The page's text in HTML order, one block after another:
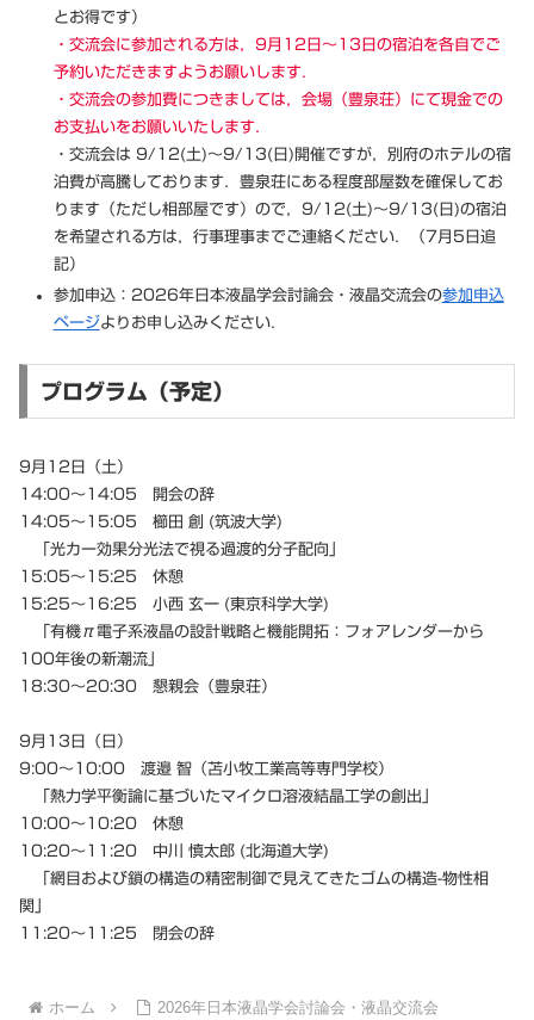
とお得です）
・交流会に参加される方は，9月12日～13日の宿泊を各自でご
予約いただきますようお願いします．
・交流会の参加費につきましては，会場（豊泉荘）にて現金での
お支払いをお願いいたします．
・交流会は 9/12(土)～9/13(日)開催ですが，別府のホテルの宿
泊費が高騰しております．豊泉荘にある程度部屋数を確保してお
ります（ただし相部屋です）ので，9/12(土)～9/13(日)の宿泊
を希望される方は，行事理事までご連絡ください．（7月5日追
記）
参加申込：2026年日本液晶学会討論会・液晶交流会の参加申込
ページよりお申し込みください．
プログラム（予定）
9月12日（土）
14:00〜14:05 開会の辞
14:05〜15:05 櫛田 創 (筑波大学)
「光カー効果分光法で視る過渡的分子配向」
15:05〜15:25 休憩
15:25〜16:25 小西 玄一 (東京科学大学)
「有機π電子系液晶の設計戦略と機能開拓：フォアレンダーから
100年後の新潮流」
18:30〜20:30 懇親会（豊泉荘）
9月13日（日）
9:00〜10:00 渡邉 智（苫小牧工業高等専門学校）
「熱力学平衡論に基づいたマイクロ溶液結晶工学の創出」
10:00〜10:20 休憩
10:20〜11:20 中川 慎太郎 (北海道大学)
「網目および鎖の構造の精密制御で見えてきたゴムの構造-物性相
関」
11:20〜11:25 閉会の辞
ホーム 2026年日本液晶学会討論会・液晶交流会